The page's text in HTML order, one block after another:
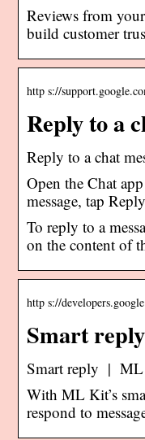
Reviews from
build customer
http s://
Reply to a
Reply to a chat
Open the Chat
message, tap
To reply to a
on the content of
http s://
Smart
Smart reply |
With ML Kit’s
respond to